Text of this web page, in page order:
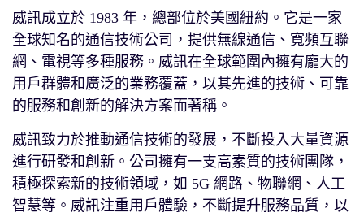
威訊成立於 1983 年，總部位於美國紐約。它是一家
全球知名的通信技術公司，提供無線通信、寬頻互聯
網、電視等多種服務。威訊在全球範圍內擁有龐大的
用戶群體和廣泛的業務覆蓋，以其先進的技術、可靠
的服務和創新的解決方案而著稱。
威訊致力於推動通信技術的發展，不斷投入大量資源
進行研發和創新。公司擁有一支高素質的技術團隊，
積極探索新的技術領域，如 5G 網路、物聯網、人工
智慧等。威訊注重用戶體驗，不斷提升服務品質，以